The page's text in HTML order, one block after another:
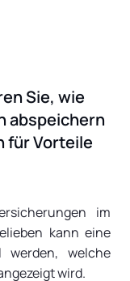
Sie, wie
abspeichern
für Vorteile
im
kann eine
werden, welche
wird.